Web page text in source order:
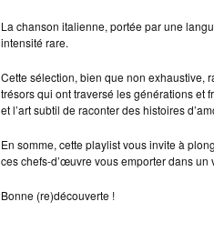
La chanson italienne, portée par une
intensité rare.
Cette sélection, bien que non exhaustive,
trésors qui ont traversé les générations et
et l’art subtil de raconter des histoires
En somme, cette playlist vous invite à
ces chefs-d’œuvre vous emporter dans
Bonne (re)découverte !